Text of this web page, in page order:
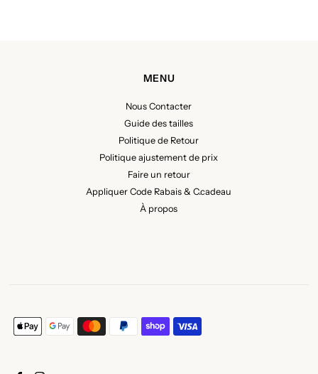
MENU
Nous Contacter
Guide des tailles
Politique de Retour
Politique ajustement de prix
Faire un retour
Appliquer Code Rabais & C.cadeau
À propos